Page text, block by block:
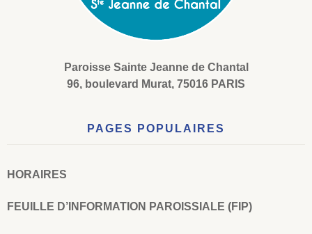
Paroisse Sainte Jeanne de Chantal
96, boulevard Murat, 75016 PARIS
PAGES POPULAIRES
HORAIRES
FEUILLE D’INFORMATION PAROISSIALE (FIP)